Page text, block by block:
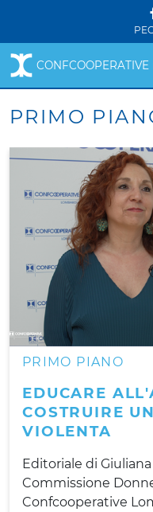
PEC
PRIMO
PRIMO PIANO
EDUCARE
COSTRUIRE
VIOLENTA
Editoriale di
Commissione
Confcooperative